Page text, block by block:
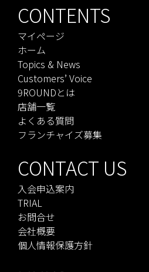
CONTENTS
マイページ
ホーム
Topics & News
Customers’ Voice
9ROUNDとは
店舗一覧
よくある質問
フランチャイズ募集
CONTACT US
入会申込案内
TRIAL
お問合せ
会社概要
個人情報保護方針